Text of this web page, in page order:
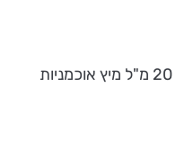
20 מ"ל מיץ אוכמניות